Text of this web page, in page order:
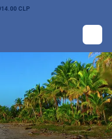
CLP